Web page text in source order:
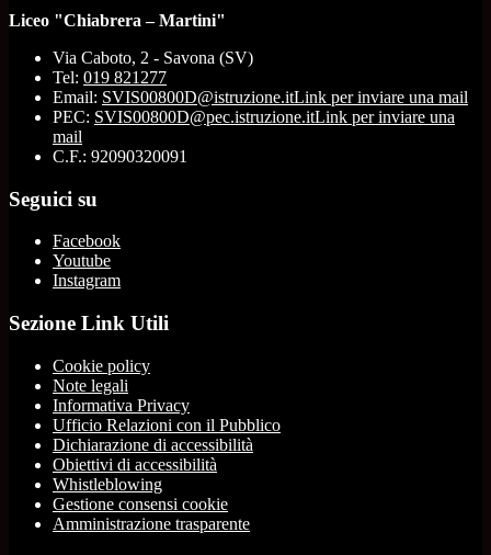
Liceo "Chiabrera – Martini"
Via Caboto, 2 - Savona (SV)
Tel: 019 821277
Email: SVIS00800D@istruzione.itLink per inviare una mail
PEC: SVIS00800D@pec.istruzione.itLink per inviare una
mail
C.F.: 92090320091
Seguici su
Facebook
Youtube
Instagram
Sezione Link Utili
Cookie policy
Note legali
Informativa Privacy
Ufficio Relazioni con il Pubblico
Dichiarazione di accessibilità
Obiettivi di accessibilità
Whistleblowing
Gestione consensi cookie
Amministrazione trasparente